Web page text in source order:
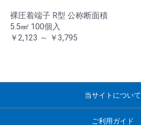
裸圧着端子 R型 公称断面積
5.5㎟ 100個入
￥2,123 ～ ￥3,795
当サイトについて
ご利用ガイド